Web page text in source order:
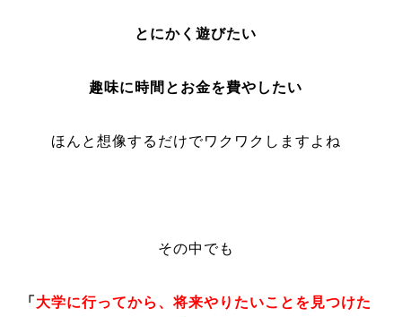
とにかく遊びたい
趣味に時間とお金を費やしたい
ほんと想像するだけでワクワクしますよね
その中でも
「 大学に行ってから、将来やりたいことを見つけた